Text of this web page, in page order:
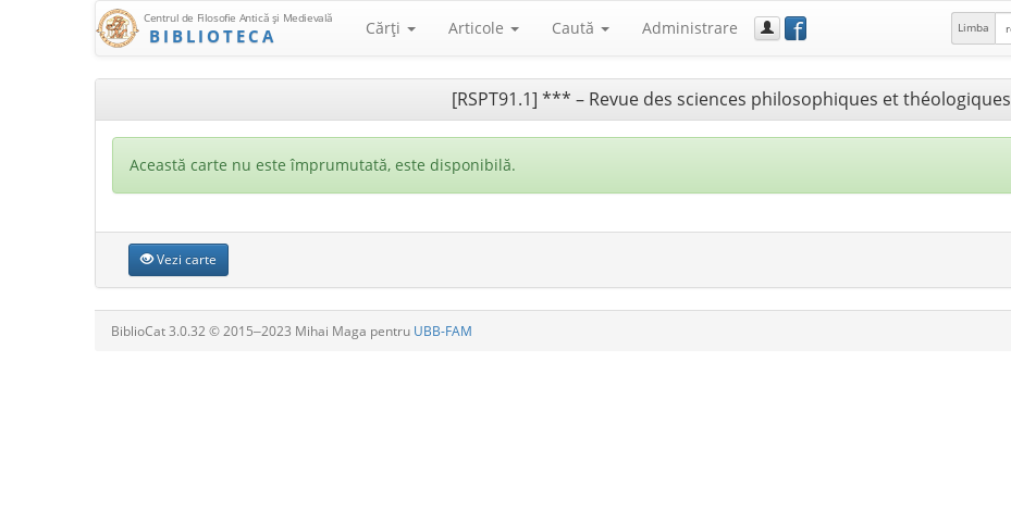
Centrul de Filosofie Antică şi Medievală
BIBLIOTECA Cărţi Articole Caută Administrare f Limba
[RSPT91.1] *** – Revue des sciences philosophiques et théologiques
Această carte nu este împrumutată, este disponibilă.
Vezi carte
BiblioCat 3.0.32 © 2015‒2023 Mihai Maga pentru UBB-FAM